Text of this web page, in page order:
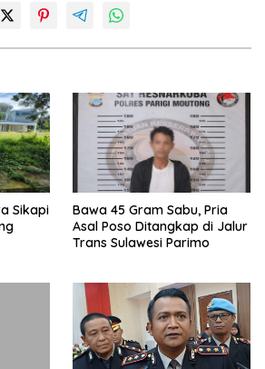
Sikapi
Bawa 45 Gram Sabu, Pria
Asal Poso Ditangkap di Jalur
Trans Sulawesi Parimo